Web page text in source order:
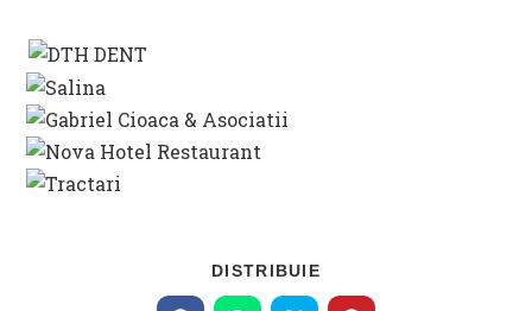
DISTRIBUIE
THIS